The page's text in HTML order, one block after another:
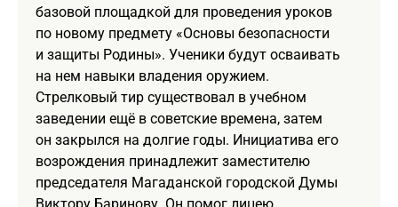
базовой площадкой для проведения уроков
по новому предмету «Основы безопасности
и защиты Родины». Ученики будут осваивать
на нем навыки владения оружием.
Стрелковый тир существовал в учебном
заведении ещё в советские времена, затем
он закрылся на долгие годы. Инициатива его
возрождения принадлежит заместителю
председателя Магаданской городской Думы